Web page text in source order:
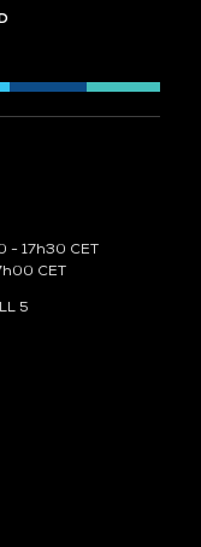
- 17h30 CET
CET
5